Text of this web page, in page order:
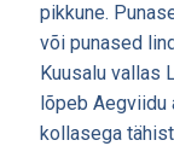
pikkune.
või punased
Kuusalu vallas
lõpeb Aegviidu
kollasega